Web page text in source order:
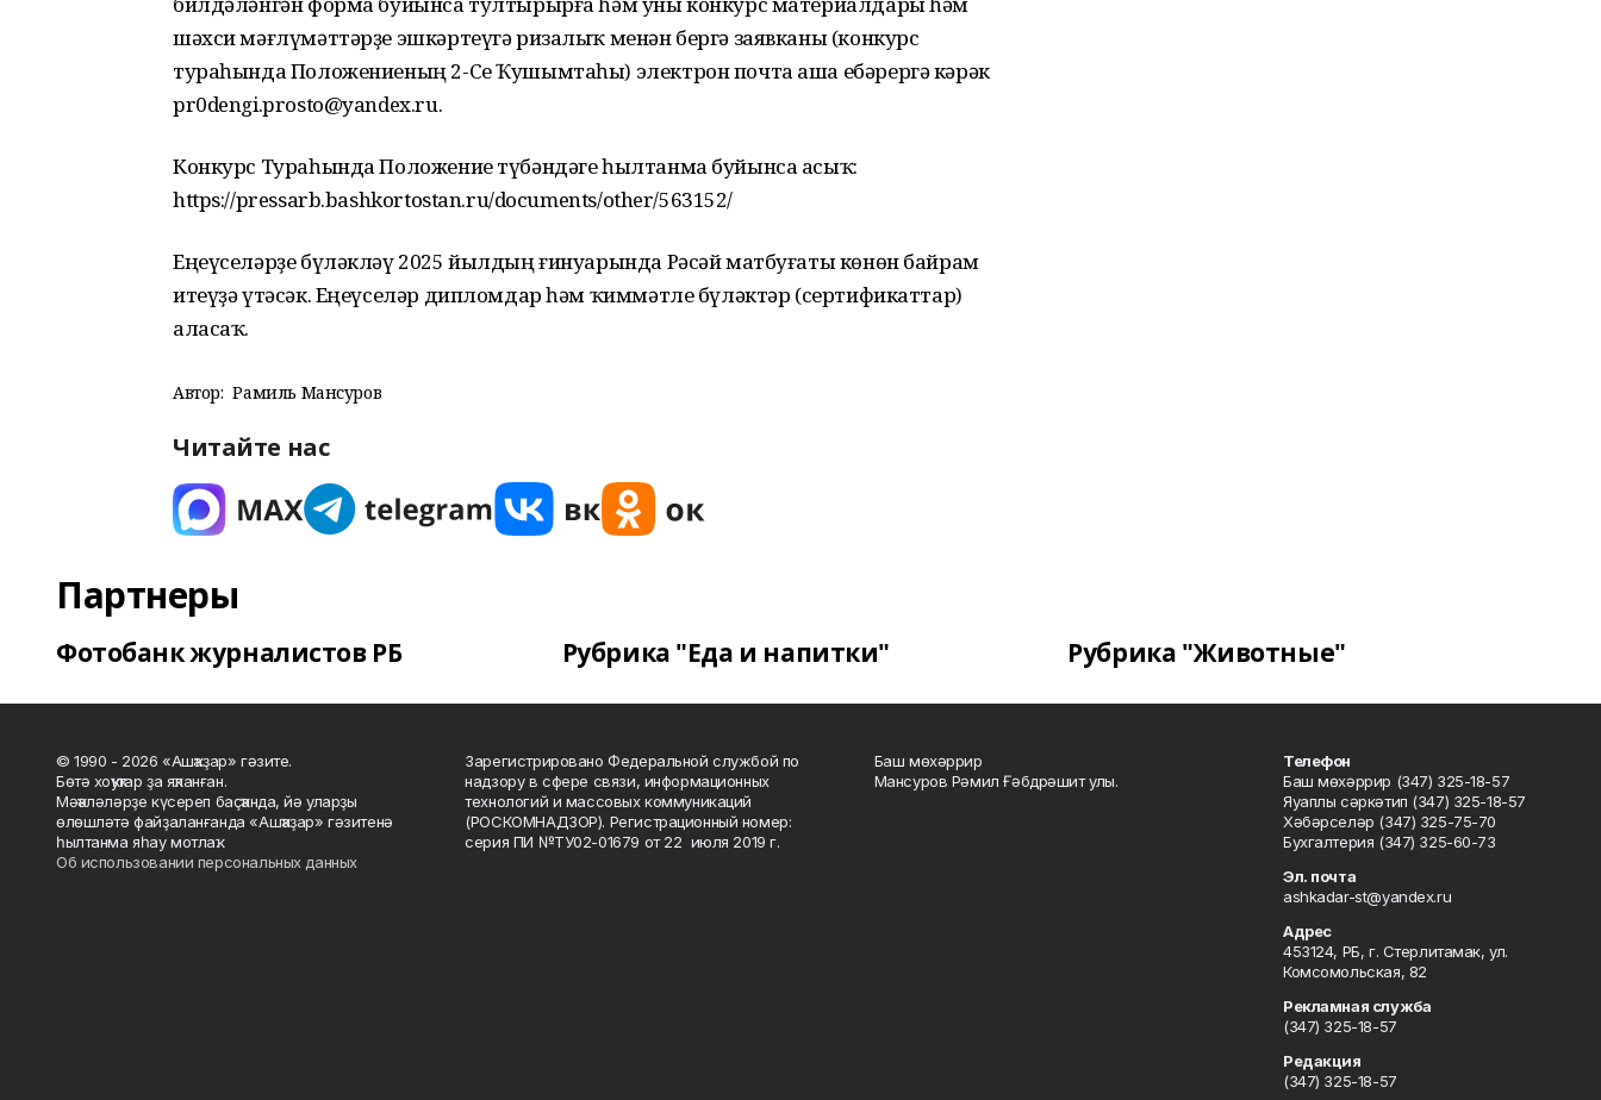
шәхси мәғлүмәттәрҙе эшкәртеүгә ризалыҡ менән бергә заявканы (конкурс
тураһында Положениеның 2-Се Ҡушымтаһы) электрон почта аша ебәрергә кәрәк
pr0dengi.prosto@yandex.ru.
Конкурс Тураһында Положение түбәндәге һылтанма буйынса асыҡ:
https://pressarb.bashkortostan.ru/documents/other/563152/
Еңеүселәрҙе бүләкләү 2025 йылдың ғинуарында Рәсәй матбуғаты көнөн байрам
итеүҙә үтәсәк. Еңеүселәр дипломдар һәм ҡиммәтле бүләктәр (сертификаттар)
аласаҡ.
Автор: Рамиль Мансуров
Читайте нас
Партнеры
Фотобанк журналистов РБ Рубрика "Еда и напитки" Рубрика "Животные"
© 1990 - 2026 «Ашҡаҙар» гәзите.
Бөтә хоҡуҡтар ҙа яҡланған.
Мәҡәләләрҙе күсереп баҫҡанда, йә уларҙы
өлөшләтә файҙаланғанда «Ашҡаҙар» гәзитенә
һылтанма яһау мотлаҡ.
Об использовании персональных данных
Зарегистрировано Федеральной службой по
надзору в сфере связи, информационных
технологий и массовых коммуникаций
(РОСКОМНАДЗОР). Регистрационный номер:
серия ПИ №ТУ02-01679 от 22 июля 2019 г.
Баш мөхәррир
Мансуров Рәмил Ғәбдрәшит улы.
Телефон
Баш мөхәррир (347) 325-18-57
Яуаплы сәркәтип (347) 325-18-57
Хәбәрселәр (347) 325-75-70
Бухгалтерия (347) 325-60-73
Эл. почта
ashkadar-st@yandex.ru
Адрес
453124, РБ, г. Стерлитамак, ул.
Комсомольская, 82
Рекламная служба
(347) 325-18-57
Редакция
(347) 325-18-57